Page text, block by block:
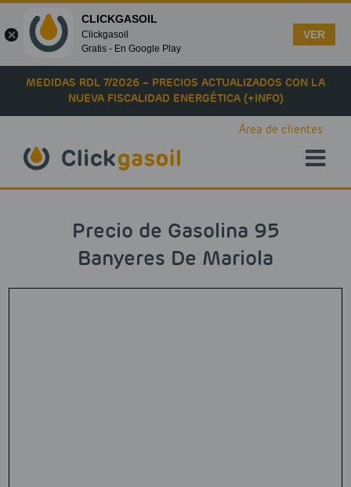
Skip to main content
MEDIDAS RDL 7/2026 – PRECIOS ACTUALIZADOS CON LA
NUEVA FISCALIDAD ENERGÉTICA (+INFO)
Área de clientes
Precio de Gasolina 95
Banyeres De Mariola
CLICKGASOIL
Clickgasoil
Gratis - En Google Play
VER